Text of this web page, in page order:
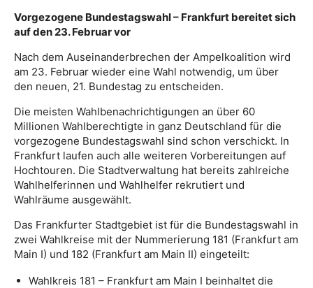
Vorgezogene Bundestagswahl – Frankfurt bereitet sich
auf den 23. Februar vor
Nach dem Auseinanderbrechen der Ampelkoalition wird
am 23. Februar wieder eine Wahl notwendig, um über
den neuen, 21. Bundestag zu entscheiden.
Die meisten Wahlbenachrichtigungen an über 60
Millionen Wahlberechtigte in ganz Deutschland für die
vorgezogene Bundestagswahl sind schon verschickt. In
Frankfurt laufen auch alle weiteren Vorbereitungen auf
Hochtouren. Die Stadtverwaltung hat bereits zahlreiche
Wahlhelferinnen und Wahlhelfer rekrutiert und
Wahlräume ausgewählt.
Das Frankfurter Stadtgebiet ist für die Bundestagswahl in
zwei Wahlkreise mit der Nummerierung 181 (Frankfurt am
Main I) und 182 (Frankfurt am Main II) eingeteilt:
Wahlkreis 181 – Frankfurt am Main I beinhaltet die